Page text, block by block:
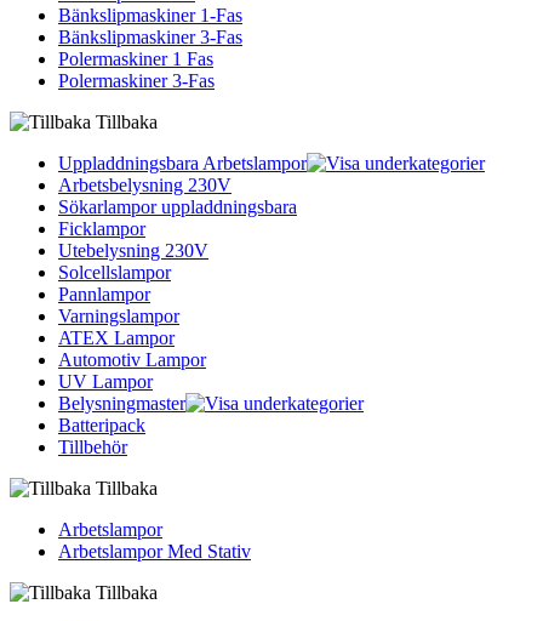
Bänkslipmaskiner 1-Fas
Bänkslipmaskiner 3-Fas
Polermaskiner 1 Fas
Polermaskiner 3-Fas
Tillbaka
Uppladdningsbara Arbetslampor
Arbetsbelysning 230V
Sökarlampor uppladdningsbara
Ficklampor
Utebelysning 230V
Solcellslampor
Pannlampor
Varningslampor
ATEX Lampor
Automotiv Lampor
UV Lampor
Belysningmaster
Batteripack
Tillbehör
Tillbaka
Arbetslampor
Arbetslampor Med Stativ
Tillbaka